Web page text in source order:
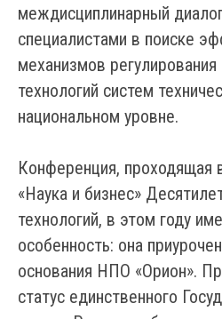
междисциплинарный
специалистами в поиске
механизмов
технологий систем
национальном уровне.
Конференция, проходящая
«Наука и бизнес»
технологий, в этом году
особенность: она
основания НПО «Орион».
статус единственного